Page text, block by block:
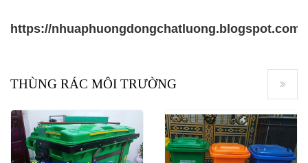
https://nhuaphuongdongchatluong.blogspot.com
THÙNG RÁC MÔI TRƯỜNG